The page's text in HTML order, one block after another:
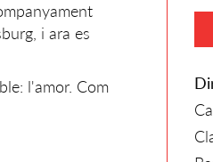
i ara es
l'amor. Com